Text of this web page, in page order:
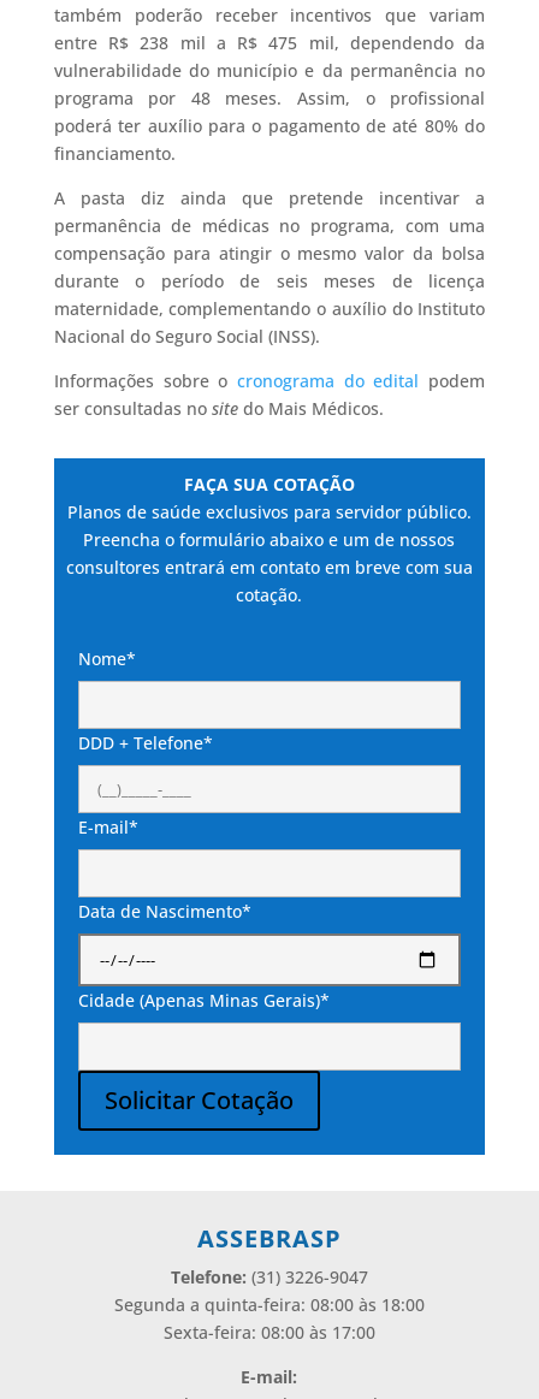
também poderão receber incentivos que variam
entre R$ 238 mil a R$ 475 mil, dependendo da
vulnerabilidade do município e da permanência no
programa por 48 meses. Assim, o profissional
poderá ter auxílio para o pagamento de até 80% do
financiamento.
A pasta diz ainda que pretende incentivar a
permanência de médicas no programa, com uma
compensação para atingir o mesmo valor da bolsa
durante o período de seis meses de licença
maternidade, complementando o auxílio do Instituto
Nacional do Seguro Social (INSS).
Informações sobre o cronograma do edital podem
ser consultadas no sitedo Mais Médicos.
FAÇA SUA COTAÇÃO
Planos de saúde exclusivos para servidor público.
Preencha o formulário abaixo e um de nossos
consultores entrará em contato em breve com sua
cotação.
Nome*
DDD + Telefone*
E-mail*
Data de Nascimento*
Cidade (Apenas Minas Gerais)*
Solicitar Cotação
ASSEBRASP
Telefone: (31) 3226-9047
Segunda a quinta-feira: 08:00 às 18:00
Sexta-feira: 08:00 às 17:00
E-mail: